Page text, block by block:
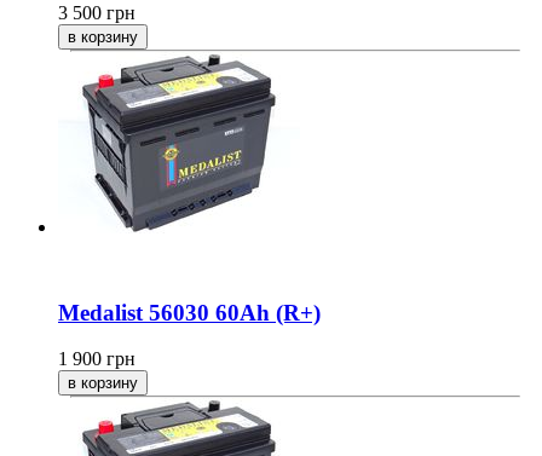
3 500 грн
Medalist 56030 60Ah (R+)
1 900 грн